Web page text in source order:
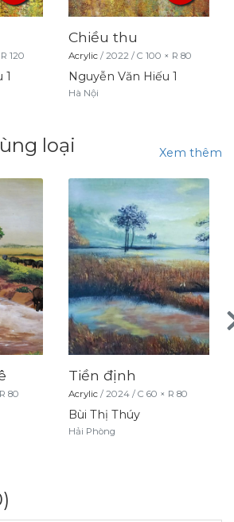
120
Chiều thu
Acrylic / 2022 / C 100 × R 80
Nguyễn Văn Hiếu 1
Hà Nội
loại Xem thêm
80
Tiền định
Acrylic / 2024 / C 60 × R 80
Bùi Thị Thúy
Hải Phòng
)